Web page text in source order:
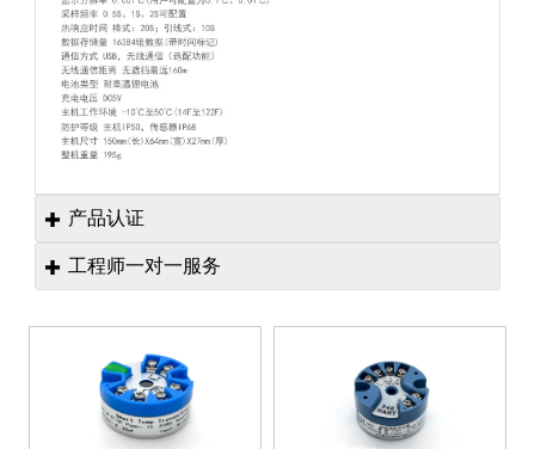
 产品认证
 工程师一对一服务